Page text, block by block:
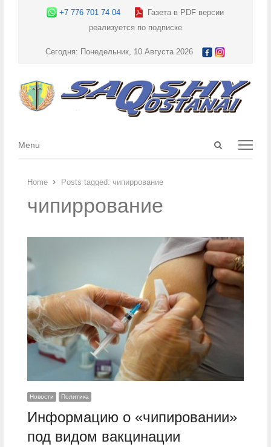
+7 776 701 74 04
Газета в PDF версии
реализуется по подписке
Сегодня: Понедельник, 10 Августа 2026
Open
Menu
Menu
Home Posts tagged: чипиррование
чипиррование
Новости Политика
Информацию о «чипировании»
под видом вакцинации